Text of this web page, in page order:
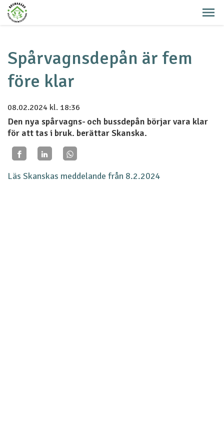
Spårvagnsdepån är fem
före klar
08.02.2024 kl. 18:36
Den nya spårvagns- och bussdepån börjar vara klar
för att tas i bruk. berättar Skanska.
Läs Skanskas meddelande från 8.2.2024